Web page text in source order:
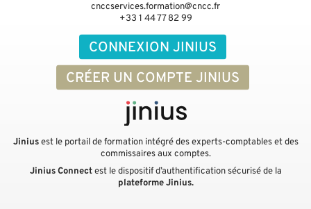
CONNEXION JINIUS
CRÉER UN COMPTE JINIUS
cnccservices.formation@cncc.fr
+33 1 44 77 82 99
Jiniusest le portail de formation intégré des experts-comptables et des
commissaires aux comptes.
Jinius Connectest le dispositif d’authentification sécurisé de la
plateforme Jinius.